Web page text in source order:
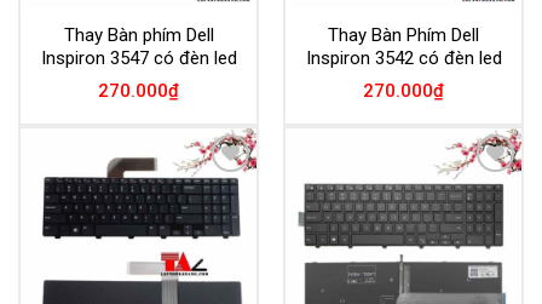
Thay Bàn phím Dell
Inspiron 3547 có đèn led
270.000₫
Thay Bàn Phím Dell
Inspiron 3542 có đèn led
270.000₫
Add to
Wishlist
Add to
Wishlist